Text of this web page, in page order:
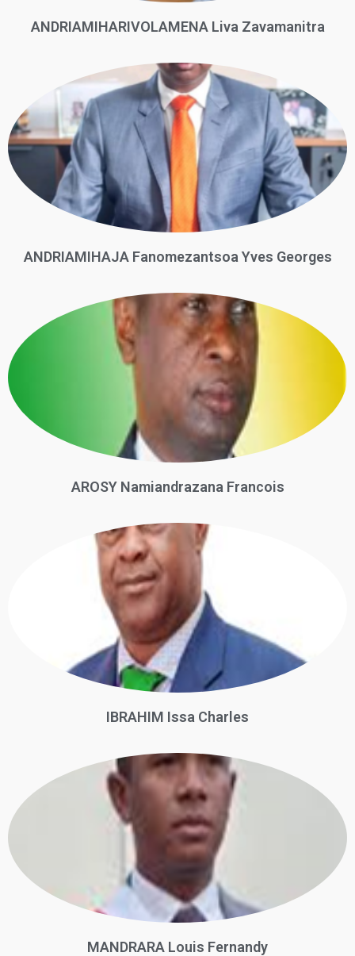
ANDRIAMIHARIVOLAMENA Liva Zavamanitra
ANDRIAMIHAJA Fanomezantsoa Yves Georges
AROSY Namiandrazana Francois
IBRAHIM Issa Charles
MANDRARA Louis Fernandy